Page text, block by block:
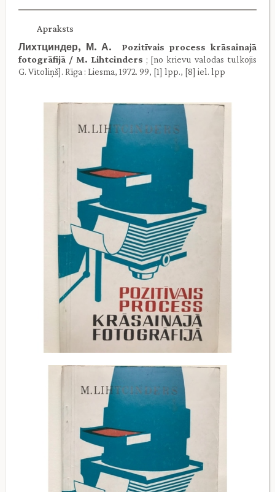
Apraksts
Лихтциндер, М. А. Pozitīvais process krāsainajā
fotogrāfijā / M. Lihtcinders ; [no krievu valodas tulkojis
G. Vītoliņš]. Rīga : Liesma, 1972. 99, [1] lpp., [8] iel. lpp